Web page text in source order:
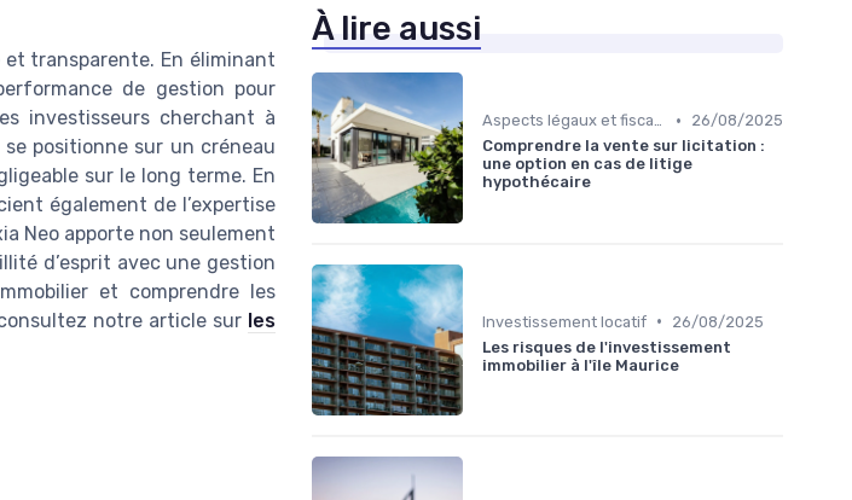
transparente. En éliminant
de gestion pour
investisseurs cherchant à
positionne sur un créneau
sur le long terme. En
également de l’expertise
Neo apporte non seulement
d’esprit avec une gestion
et comprendre les
notre article sur les
À lire aussi
Aspects légaux et fiscaux •
26/08/2025
Comprendre la vente sur licitation :
une option en cas de litige
hypothécaire
Investissement locatif •
26/08/2025
Les risques de l'investissement
immobilier à l'île Maurice